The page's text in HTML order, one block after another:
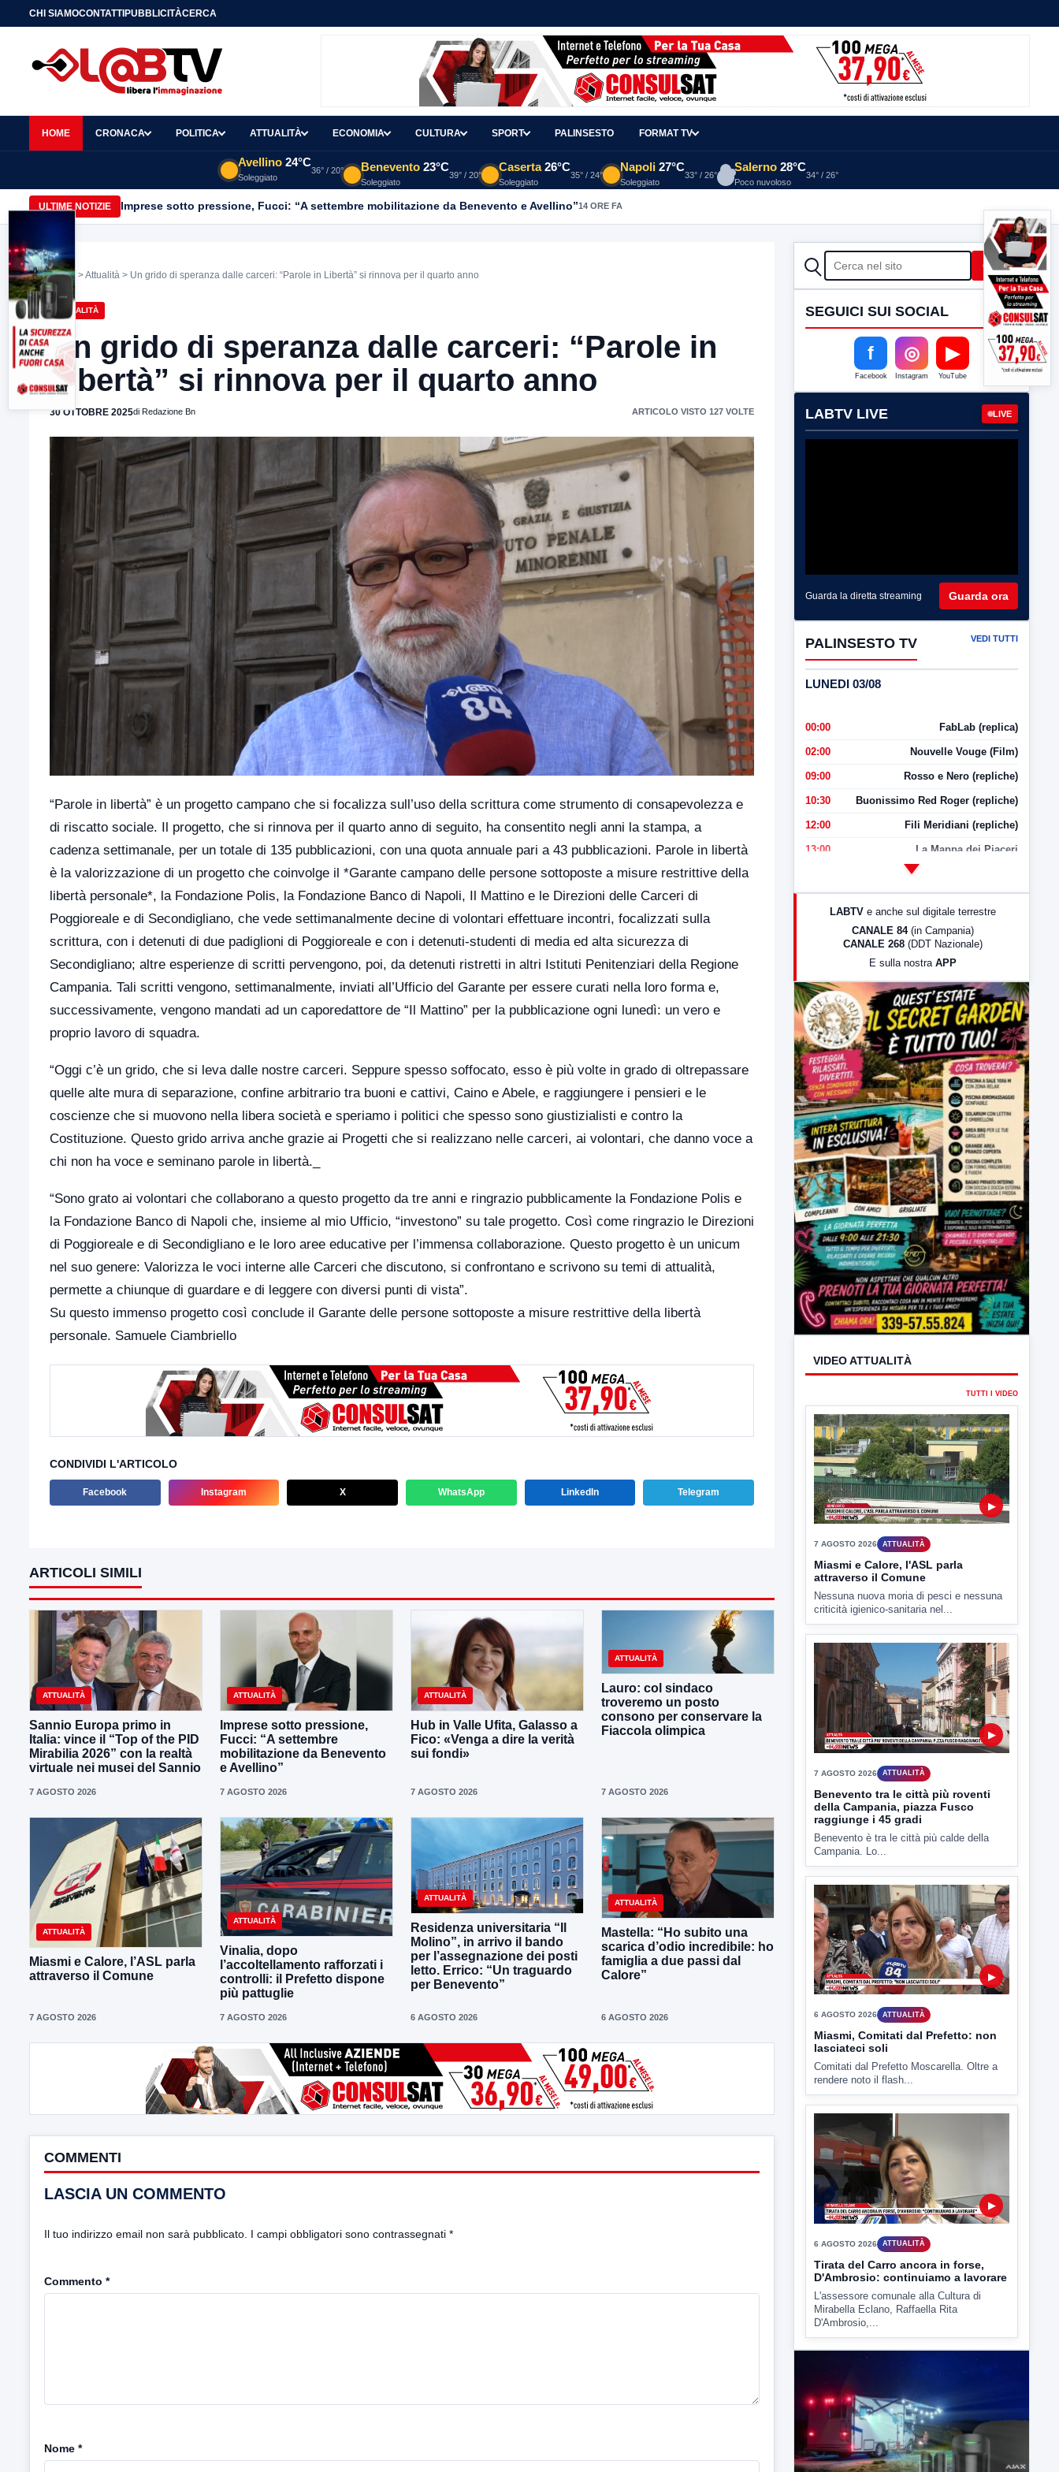
CHI SIAMOCONTATTIPUBBLICITÀCERCA
HOME CRONACA POLITICA ATTUALITÀ ECONOMIA CULTURA SPORT PALINSESTO FORMAT TV
Avellino 24°C
Soleggiato
36° / 20° Benevento 23°C
Soleggiato
39° / 20°
Caserta 26°C
Soleggiato
35° / 24°
Napoli 27°C
Soleggiato
33° / 26°
Salerno 28°C
Poco nuvoloso
34° / 26°
ULTIME NOTIZIE Imprese sotto pressione, Fucci: “A settembre mobilitazione da Benevento e Avellino”14 ORE FA
Home >Attualità > Un grido di speranza dalle carceri: “Parole in Libertà” si rinnova per il quarto anno
ATTUALITÀ
Un grido di speranza dalle carceri: “Parole in
Libertà” si rinnova per il quarto anno
30 OTTOBRE 2025di Redazione Bn ARTICOLO VISTO 127 VOLTE
“Parole in libertà” è un progetto campano che si focalizza sull’uso della scrittura come strumento di consapevolezza e
di riscatto sociale. Il progetto, che si rinnova per il quarto anno di seguito, ha consentito negli anni la stampa, a
cadenza settimanale, per un totale di 135 pubblicazioni, con una quota annuale pari a 43 pubblicazioni. Parole in libertà
è la valorizzazione di un progetto che coinvolge il *Garante campano delle persone sottoposte a misure restrittive della
libertà personale*, la Fondazione Polis, la Fondazione Banco di Napoli, Il Mattino e le Direzioni delle Carceri di
Poggioreale e di Secondigliano, che vede settimanalmente decine di volontari effettuare incontri, focalizzati sulla
scrittura, con i detenuti di due padiglioni di Poggioreale e con i detenuti-studenti di media ed alta sicurezza di
Secondigliano; altre esperienze di scritti pervengono, poi, da detenuti ristretti in altri Istituti Penitenziari della Regione
Campania. Tali scritti vengono, settimanalmente, inviati all’Ufficio del Garante per essere curati nella loro forma e,
successivamente, vengono mandati ad un caporedattore de “Il Mattino” per la pubblicazione ogni lunedì: un vero e
proprio lavoro di squadra.
“Oggi c’è un grido, che si leva dalle nostre carceri. Seppure spesso soffocato, esso è più volte in grado di oltrepassare
quelle alte mura di separazione, confine arbitrario tra buoni e cattivi, Caino e Abele, e raggiungere i pensieri e le
coscienze che si muovono nella libera società e speriamo i politici che spesso sono giustizialisti e contro la
Costituzione. Questo grido arriva anche grazie ai Progetti che si realizzano nelle carceri, ai volontari, che danno voce a
chi non ha voce e seminano parole in libertà._
“Sono grato ai volontari che collaborano a questo progetto da tre anni e ringrazio pubblicamente la Fondazione Polis e
la Fondazione Banco di Napoli che, insieme al mio Ufficio, “investono” su tale progetto. Così come ringrazio le Direzioni
di Poggioreale e di Secondigliano e le loro aree educative per l’immensa collaborazione. Questo progetto è un unicum
nel suo genere: Valorizza le voci interne alle Carceri che discutono, si confrontano e scrivono su temi di attualità,
permette a chiunque di guardare e di leggere con diversi punti di vista”.
Su questo immenso progetto così conclude il Garante delle persone sottoposte a misure restrittive della libertà
personale. Samuele Ciambriello
CONDIVIDI L'ARTICOLO
Facebook Instagram X WhatsApp LinkedIn Telegram
ARTICOLI SIMILI
ATTUALITÀ
Sannio Europa primo in
Italia: vince il “Top of the PID
Mirabilia 2026” con la realtà
virtuale nei musei del Sannio
7 AGOSTO 2026
ATTUALITÀ
Imprese sotto pressione,
Fucci: “A settembre
mobilitazione da Benevento
e Avellino”
7 AGOSTO 2026
ATTUALITÀ
Hub in Valle Ufita, Galasso a
Fico: «Venga a dire la verità
sui fondi»
7 AGOSTO 2026
ATTUALITÀ
Lauro: col sindaco
troveremo un posto
consono per conservare la
Fiaccola olimpica
7 AGOSTO 2026
ATTUALITÀ
Miasmi e Calore, l’ASL parla
attraverso il Comune
7 AGOSTO 2026
ATTUALITÀ
Vinalia, dopo
l’accoltellamento rafforzati i
controlli: il Prefetto dispone
più pattuglie
7 AGOSTO 2026
ATTUALITÀ
Residenza universitaria “Il
Molino”, in arrivo il bando
per l’assegnazione dei posti
letto. Errico: “Un traguardo
per Benevento”
6 AGOSTO 2026
ATTUALITÀ
Mastella: “Ho subito una
scarica d’odio incredibile: ho
famiglia a due passi dal
Calore”
6 AGOSTO 2026
COMMENTI
LASCIA UN COMMENTO
Il tuo indirizzo email non sarà pubblicato. I campi obbligatori sono contrassegnati *
Commento *
Nome *
CERCA Cerca
SEGUICI SUI SOCIAL
f
Facebook
◎
Instagram
▶
YouTube
LABTV LIVE LIVE
Guarda la diretta streaming Guarda ora
PALINSESTO TV VEDI TUTTI
LUNEDI 03/08
00:00 FabLab (replica)
02:00 Nouvelle Vouge (Film)
09:00 Rosso e Nero (repliche)
10:30 Buonissimo Red Roger (repliche)
12:00 Fili Meridiani (repliche)
13:00 La Mappa dei Piaceri
LabNews (Diretta)
23:00 LabNews (replica)
LABTV e anche sul digitale terrestre
CANALE 84 (in Campania)
CANALE 268 (DDT Nazionale)
E sulla nostra APP
VIDEO ATTUALITÀ
TUTTI I VIDEO
▶
7 AGOSTO 2026 ATTUALITÀ
Miasmi e Calore, l'ASL parla
attraverso il Comune
Nessuna nuova moria di pesci e nessuna
criticità igienico-sanitaria nel...
7 AGOSTO 2026
Benevento tra le città più roventi
della Campania, piazza Fusco
raggiunge i 45 gradi
Benevento è tra le città più calde della
Campania. Lo...
6 AGOSTO 2026 ATTUALITÀ
Miasmi, Comitati dal Prefetto: non
lasciateci soli
Comitati dal Prefetto Moscarella. Oltre a
rendere noto il flash...
Tirata del Carro ancora in forse,
D'Ambrosio: continuiamo a lavorare
L'assessore comunale alla Cultura di
Mirabella Eclano, Raffaella Rita
D'Ambrosio,...